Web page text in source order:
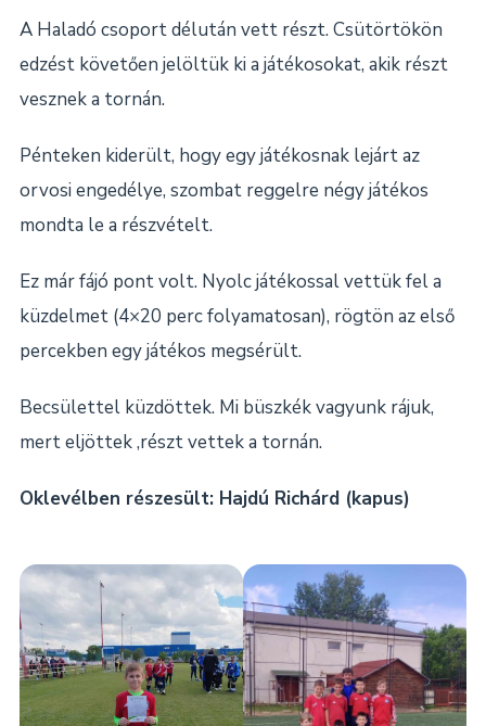
A Haladó csoport délután vett részt. Csütörtökön
edzést követően jelöltük ki a játékosokat, akik részt
vesznek a tornán.
Pénteken kiderült, hogy egy játékosnak lejárt az
orvosi engedélye, szombat reggelre négy játékos
mondta le a részvételt.
Ez már fájó pont volt. Nyolc játékossal vettük fel a
küzdelmet (4×20 perc folyamatosan), rögtön az első
percekben egy játékos megsérült.
Becsülettel küzdöttek. Mi büszkék vagyunk rájuk,
mert eljöttek ,részt vettek a tornán.
Oklevélben részesült: Hajdú Richárd (kapus)